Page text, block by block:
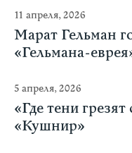
11 апреля, 2026
Марат Гельман
«Гельмана-
5 апреля, 2026
«Где тени
«Кушнир»